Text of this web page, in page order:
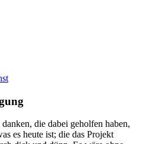
die dabei geholfen haben,
es heute ist; die das Projekt